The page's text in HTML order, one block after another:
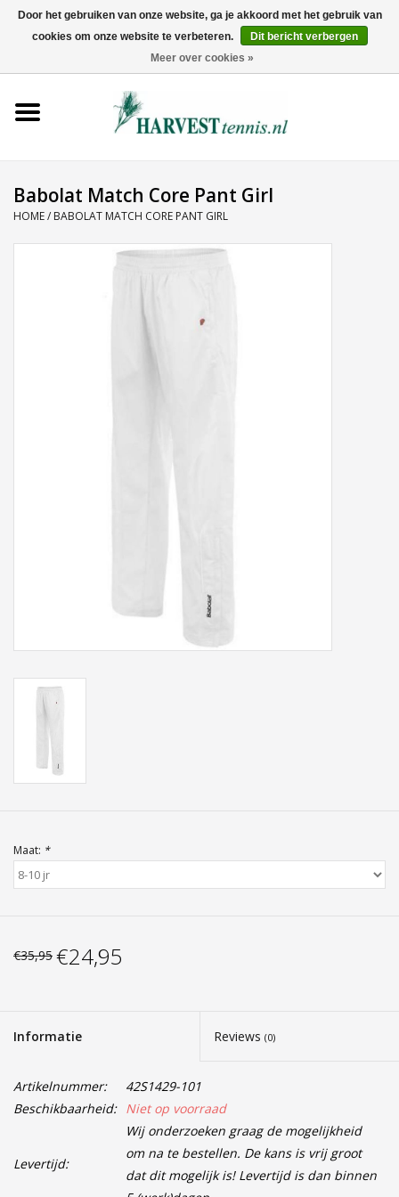
0 Artikelen - €0,00
Tenniskleding
Babolat Match Core Pant Girl
HOME/ BABOLAT MATCH CORE PANT GIRL
Maat: *
€35,95 €24,95
Informatie Reviews (0)
Artikelnummer:
42S1429-101
Beschikbaarheid: Niet op voorraad
Levertijd:
Wij onderzoeken graag de mogelijkheid
om na te bestellen. De kans is vrij groot
dat dit mogelijk is! Levertijd is dan binnen
Door het gebruiken van onze website, ga je akkoord met het gebruik van
cookies om onze website te verbeteren.
Dit bericht verbergen
Meer over cookies »